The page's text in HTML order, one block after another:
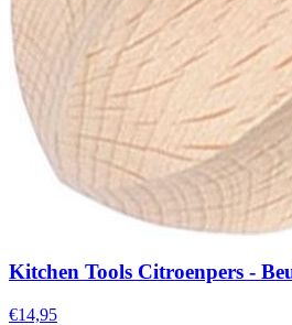
Kitchen Tools Citroenpers -
€14,95